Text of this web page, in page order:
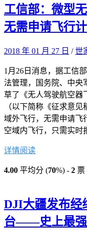
工信部：微型
无需申请飞行
2018 年 01 月 27 日 /世
1月26日消息，据工信
法管理，国务院、中央
草了《无人驾驶航空器
（以下简称《征求意
域外飞行，无需申请飞
空域内飞行，只需实
详情阅读
4.00 平均分 (70%) - 2 票
DJI大疆发布经
台——史上最强